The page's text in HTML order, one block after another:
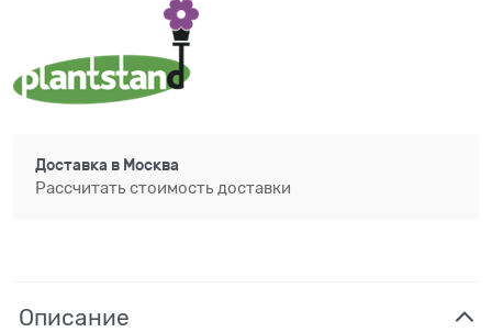
Доставка в Москва
Рассчитать стоимость доставки
Описание